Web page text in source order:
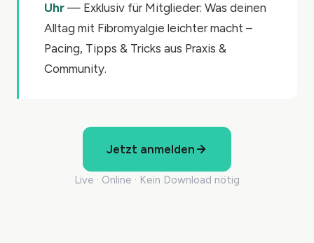
Uhr — Exklusiv für Mitglieder: Was deinen
Alltag mit Fibromyalgie leichter macht –
Pacing, Tipps & Tricks aus Praxis &
Community.
Jetzt anmelden
Live · Online · Kein Download nötig